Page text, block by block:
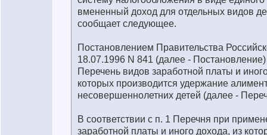
вмененный доход для отдельных видов
сообщает следующее.
Постановлением Правительства
18.07.1996 N 841 (далее -
Перечень видов заработной платы и
которых производится удержание
несовершеннолетних детей (далее -
В соответствии с п. 1 Перечня при
заработной платы и иного дохода, из